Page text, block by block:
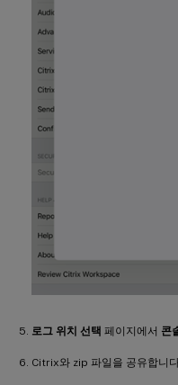
로그 위치 선택 페이지에서 콘
Citrix와 zip 파일을 공유합니